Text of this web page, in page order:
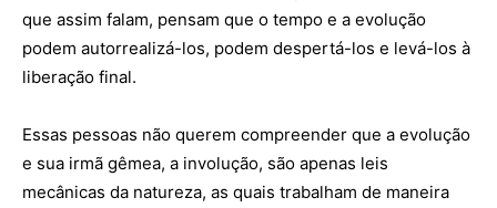
que assim falam, pensam que o tempo e a evolução
podem autorrealizá-los, podem despertá-los e levá-los à
liberação final.
Essas pessoas não querem compreender que a evolução
e sua irmã gêmea, a involução, são apenas leis
mecânicas da natureza, as quais trabalham de maneira